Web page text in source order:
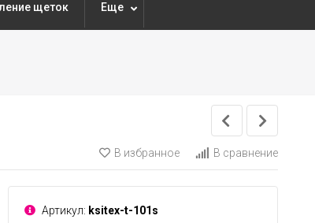
щеток Еще
В избранное В сравнение
Артикул: ksitex-t-101s